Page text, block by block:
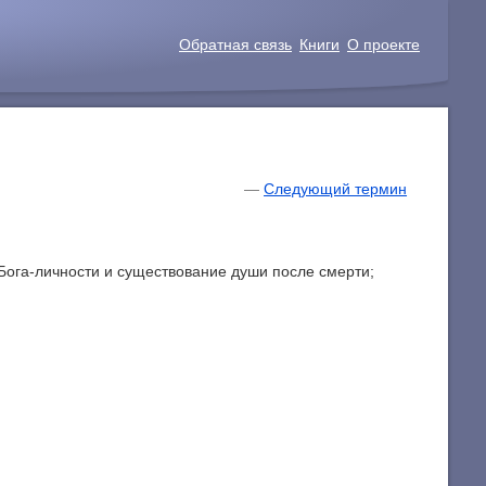
Обратная связь Книги О проекте
—Следующий термин
личности и существование души после смерти;